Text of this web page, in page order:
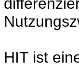
HIT ist